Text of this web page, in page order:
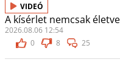
VIDEÓ
A kísérlet nemcsak
2026.08.06 12:54
0
8 25